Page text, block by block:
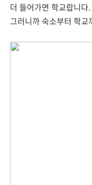
더 들어가면 학교랍니다.
그러니까 숙소부터 학